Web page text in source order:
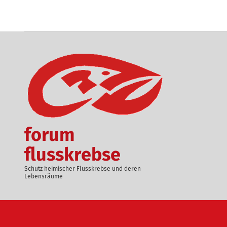
forum
flusskrebse
Schutz heimischer Flusskrebse und deren
Lebensräume